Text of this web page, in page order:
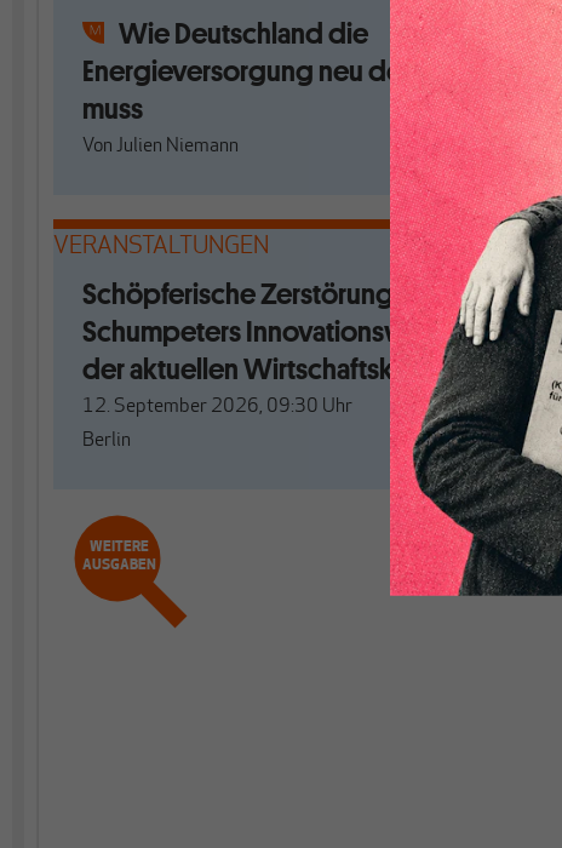
Wie Deutschland die
Energieversorgung neu denken
muss
Von Julien Niemann
VERANSTALTUNGEN
Schöpferische Zerstörung. Mit
Schumpeters Innovationswellen aus
der aktuellen Wirtschaftskrise?
12. September 2026, 09:30 Uhr
Berlin
WEITERE
AUSGABEN